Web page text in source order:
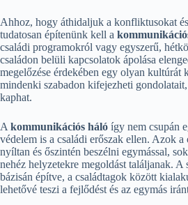
Ahhoz, hogy áthidaljuk a konfliktusokat
tudatosan építenünk kell a
családi programokról vagy egyszerű,
családon belüli kapcsolatok ápolása
megelőzése érdekében egy olyan kultúrát
mindenki szabadon kifejezheti gondolatait,
kaphat.
A kommunikációs háló így nem csupán
védelem is a családi erőszak ellen. Azok
nyíltan és őszintén beszélni egymással,
nehéz helyzetekre megoldást találjanak. A
bázisán építve, a családtagok között
lehetővé teszi a fejlődést és az egymás